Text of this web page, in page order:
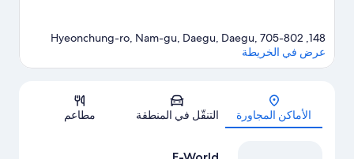
الخريطة
148, Hyeonchung-ro, Nam-gu, Daegu, Daegu, 705-802
عرض في الخريطة
الأماكن المجاورة التنقّل في المنطقة مطاعم